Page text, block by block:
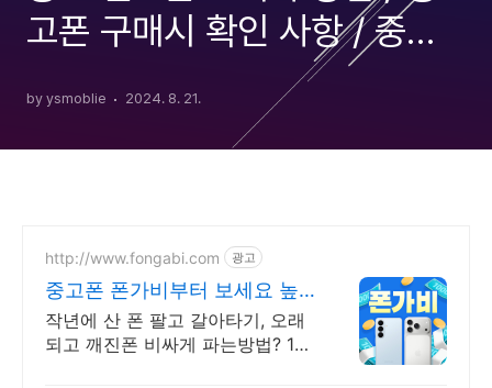
고폰 구매시 확인 사항 / 중고
폰 셋팅방법 / 스마트폰 데이터
백업 방법
by ysmoblie 2024. 8. 21.
http://www.fongabi.com 광고
중고폰 폰가비부터 보세요 높
은매입가 + 지원금30만원
작년에 산 폰 팔고 갈아타기, 오래
되고 깨진폰 비싸게 파는방법? 1분